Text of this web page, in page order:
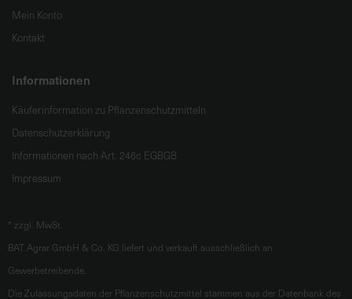
Mein Konto
Kontakt
Informationen
Käuferinformation zu Pflanzenschutzmitteln
Datenschutzerklärung
Informationen nach Art. 246c EGBGB
Impressum
* zzgl. MwSt.
BAT Agrar GmbH & Co. KG liefert und verkauft ausschließlich an
Gewerbetreibende.
Die Zulassungsdaten der Pflanzenschutzmittel stammen aus der Datenbank des